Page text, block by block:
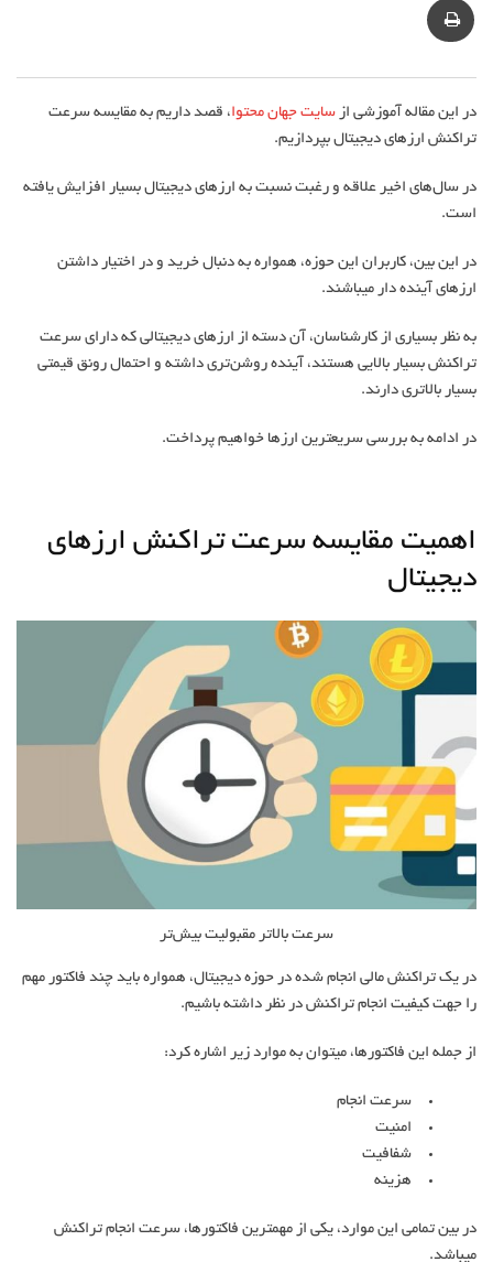
Print
در این مقاله آموزشی از سایت جهان محتوا، قصد داریم به مقایسه سرعت
تراکنش ارزهای دیجیتال بپردازیم.
در سال‌های اخیر علاقه و رغبت نسبت به ارزهای دیجیتال بسیار افزایش یافته
است.
در این بین، کاربران این حوزه، همواره به دنبال خرید و در اختیار داشتن
ارزهای آینده دار می‎باشند.
به نظر بسیاری از کارشناسان، آن دسته از ارزهای دیجیتالی که دارای سرعت
تراکنش بسیار بالایی هستند، آینده روشن‌تری داشته و احتمال رونق قیمتی
بسیار بالاتری دارند.
در ادامه به بررسی سریع‎ترین ارزها خواهیم پرداخت.
اهمیت مقایسه سرعت تراکنش ارزهای
دیجیتال
سرعت بالاتر مقبولیت بیش‌تر
در یک تراکنش مالی انجام شده در حوزه دیجیتال، همواره باید چند فاکتور مهم
را جهت کیفیت انجام تراکنش در نظر داشته باشیم.
از جمله این فاکتورها، می‎توان به موارد زیر اشاره کرد:
سرعت انجام
امنیت
شفافیت
هزینه
در بین تمامی این موارد، یکی از مهم‎ترین فاکتورها، سرعت انجام تراکنش
می‎باشد.